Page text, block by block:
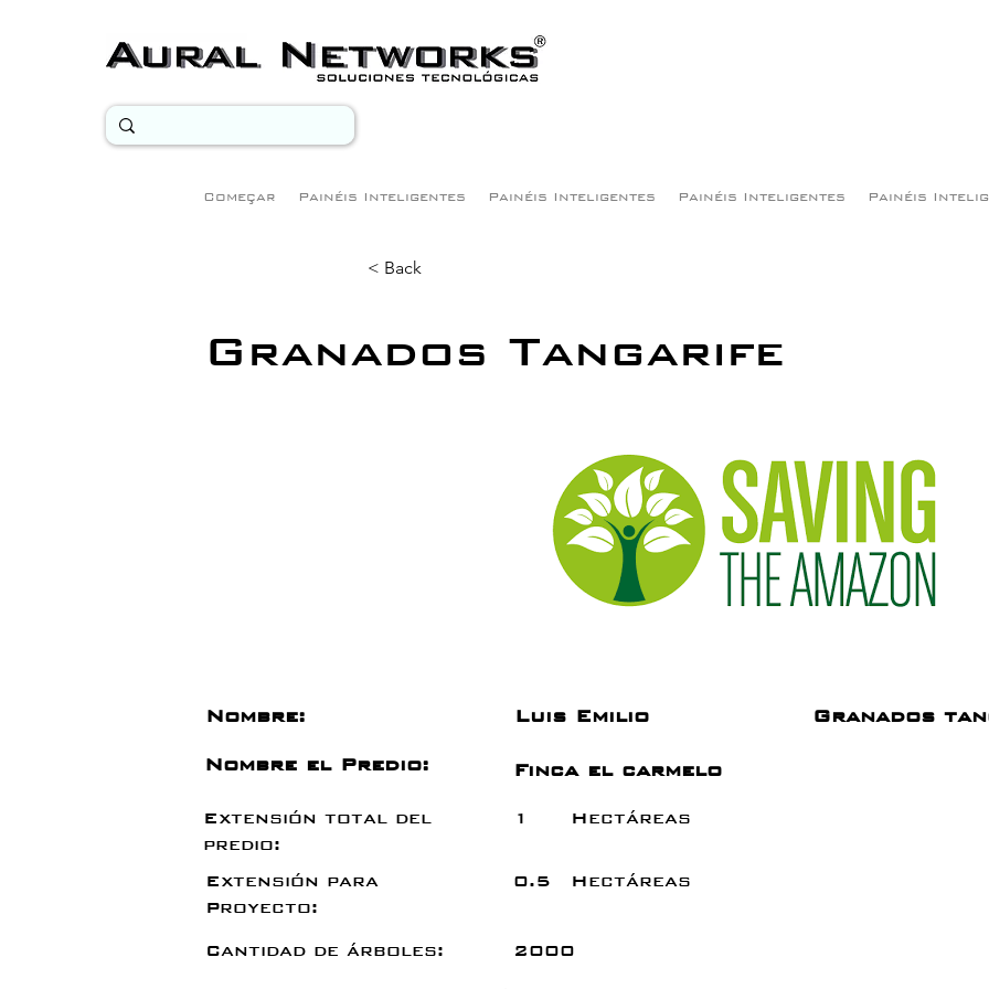
Começar Painéis Inteligentes Painéis Inteligentes Painéis Inteligentes Painéis
< Back
Granados Tangarife
Nombre: Luis Emilio Granados
Nombre el Predio: Finca el carmelo
Extensión total del
predio:
Extensión para
Proyecto:
1 Hectáreas
0.5 Hectáreas
Cantidad de árboles: 2000